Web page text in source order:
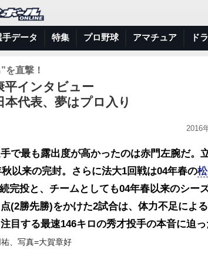
手データ 特集 プロ野球 アマチュア ド
を直撃！
平インタビュー
本代表、夢はプロ入り
2016
で最も露出度が高かったのは赤門左腕だ。
以来の完封。さらに法大1回戦は04年春の
完投と、チームとしても04年春以来のシー
(2勝先勝)をかけた2試合は、体力不足によ
目する最速146キロの秀才投手の本音に迫っ
、写真=大賀章好